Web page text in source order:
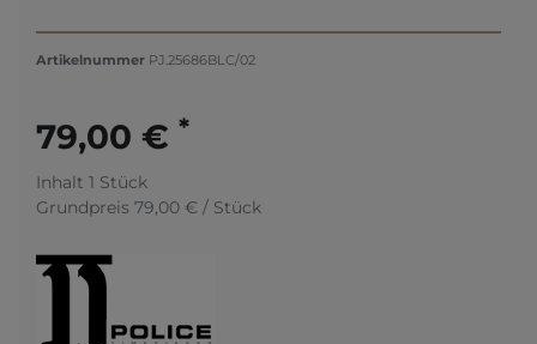
Artikelnummer PJ.25686BLC/02
79,00 € *
Inhalt 1 Stück
Grundpreis 79,00 € / Stück